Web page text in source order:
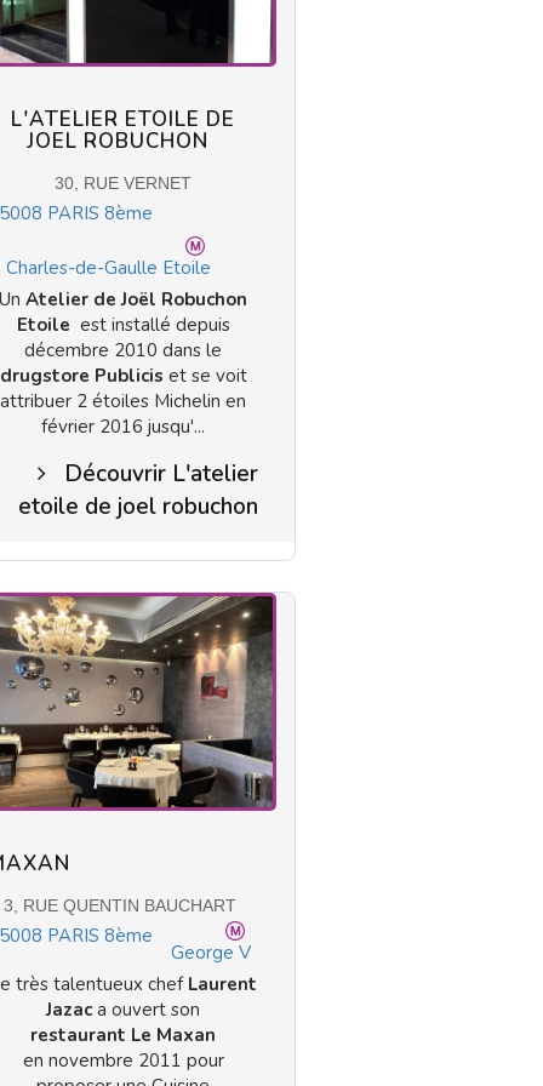
L'ATELIER ETOILE DE
JOEL ROBUCHON
30, RUE VERNET
PARIS 8ème
Charles-de-Gaulle Etoile
Un Atelier de Joël Robuchon
Etoile est installé depuis
décembre 2010 dans le
drugstore Publicis et se voit
attribuer 2 étoiles Michelin en
février 2016 jusqu'...
Découvrir L'atelier
etoile de joel robuchon
3, RUE QUENTIN BAUCHART
PARIS 8ème
George V
très talentueux chef Laurent
Jazaca ouvert son
restaurant Le Maxan
en novembre 2011 pour